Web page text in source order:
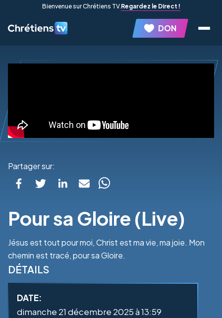
Bienvenue sur Chrétiens TV.Regardez le Direct !
DON
Partager sur:
Pour sa Gloire (Live)
Jésus est tout pour moi, Christ est ma vie, ma joie. Mon
chemin est tracé, pour sa Gloire.
DÉTAILS
DATE:
dimanche 21 décembre 2025 à 13:59